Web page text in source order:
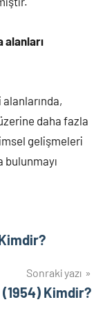
alanları
daha fazla
gelişmeleri
Sonraki yazı
Kimdir?